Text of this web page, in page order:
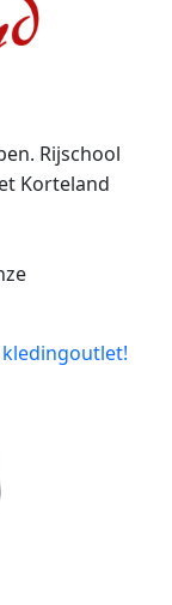
Rijschool
Korteland